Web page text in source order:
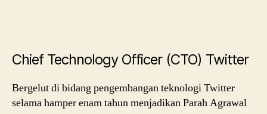
Chief Technology Officer (CTO) Twitter
Bergelut di bidang pengembangan teknologi Twitter
selama hamper enam tahun menjadikan Parah Agrawal